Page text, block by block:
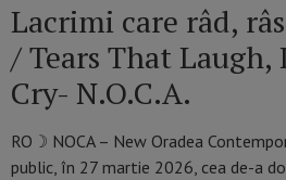
Lacrimi care râd,
/ Tears That Laugh,
Cry- N.O.C.A.
RO☽ NOCA – New Oradea
public, în 27 martie 2026, cea de-a